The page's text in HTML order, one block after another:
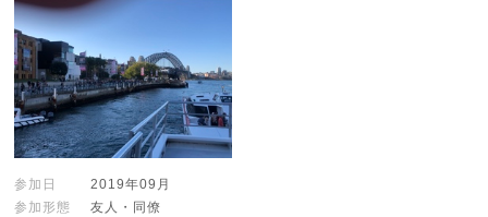
参加日
2019年09月
参加形態
友人・同僚